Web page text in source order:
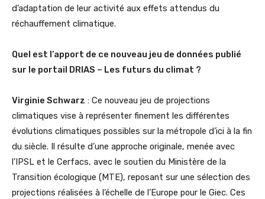
d’adaptation de leur activité aux effets attendus du
réchauffement climatique.
Quel est l’apport de ce nouveau jeu de données publié
sur le portail DRIAS – Les futurs du climat ?
Virginie Schwarz : Ce nouveau jeu de projections
climatiques vise à représenter finement les différentes
évolutions climatiques possibles sur la métropole d’ici à la fin
du siècle. Il résulte d’une approche originale, menée avec
l’IPSL et le Cerfacs, avec le soutien du Ministère de la
Transition écologique (MTE), reposant sur une sélection des
projections réalisées à l’échelle de l’Europe pour le Giec. Ces